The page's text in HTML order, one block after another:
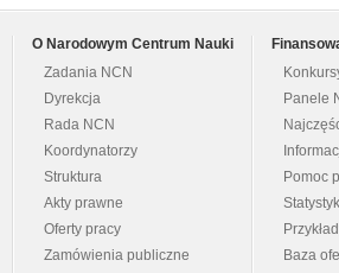
O Narodowym Centrum Nauki
Zadania NCN
Dyrekcja
Rada NCN
Koordynatorzy
Struktura
Akty prawne
Oferty pracy
Zamówienia publiczne
Panele
Pomoc
Baza